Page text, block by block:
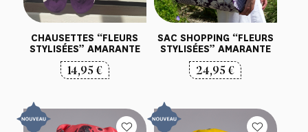
CHAUSETTES “FLEURS
STYLISÉES” AMARANTE
14,95 €
SAC SHOPPING “FLEURS
STYLISÉES” AMARANTE
24,95€